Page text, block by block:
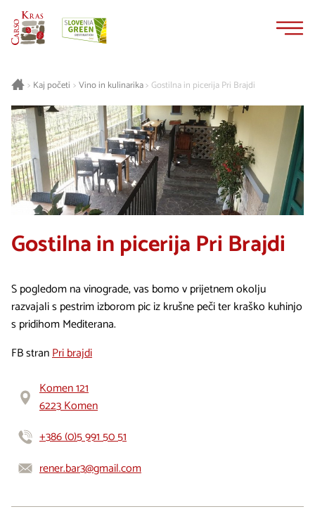
> Kaj početi > Vino in kulinarika>Gostilna in picerija Pri Brajdi
Gostilna in picerija Pri Brajdi
S pogledom na vinograde, vas bomo v prijetnem okolju
razvajali s pestrim izborom pic iz krušne peči ter kraško kuhinjo
s pridihom Mediterana.
FB stranPri brajdi
Komen 121
6223 Komen
+386 (0)5 991 50 51
rener.bar3@gmail.com